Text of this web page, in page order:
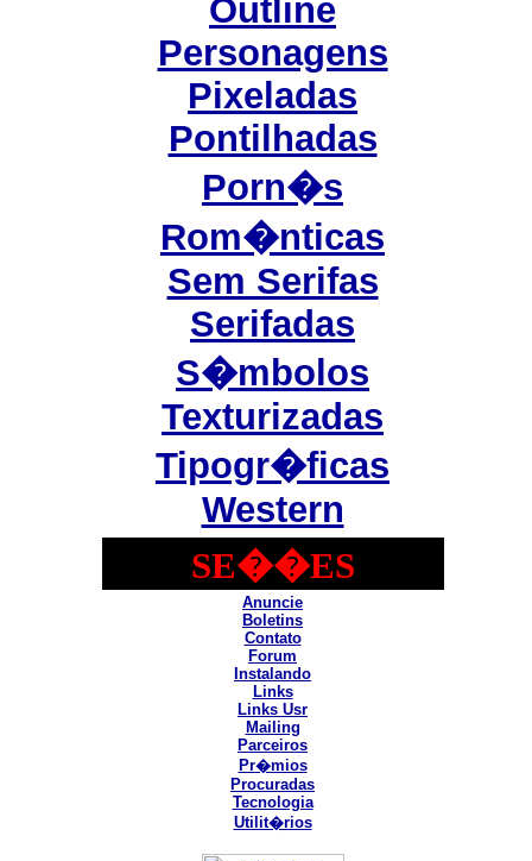
Outline
Personagens
Pixeladas
Pontilhadas
Porn�s
Rom�nticas
Sem Serifas
Serifadas
S�mbolos
Texturizadas
Tipogr�ficas
Western
SE��ES
Anuncie
Boletins
Contato
Forum
Instalando
Links
Links Usr
Mailing
Parceiros
Pr�mios
Procuradas
Tecnologia
Utilit�rios